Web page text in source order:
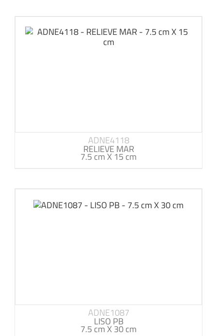
ADNE4118
RELIEVE MAR
7.5 cm X 15 cm
ADNE1087
LISO PB
7.5 cm X 30 cm